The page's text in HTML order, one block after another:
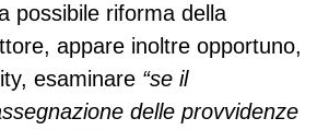
possibile riforma della
appare inoltre opportuno,
esaminare “se il
delle provvidenze